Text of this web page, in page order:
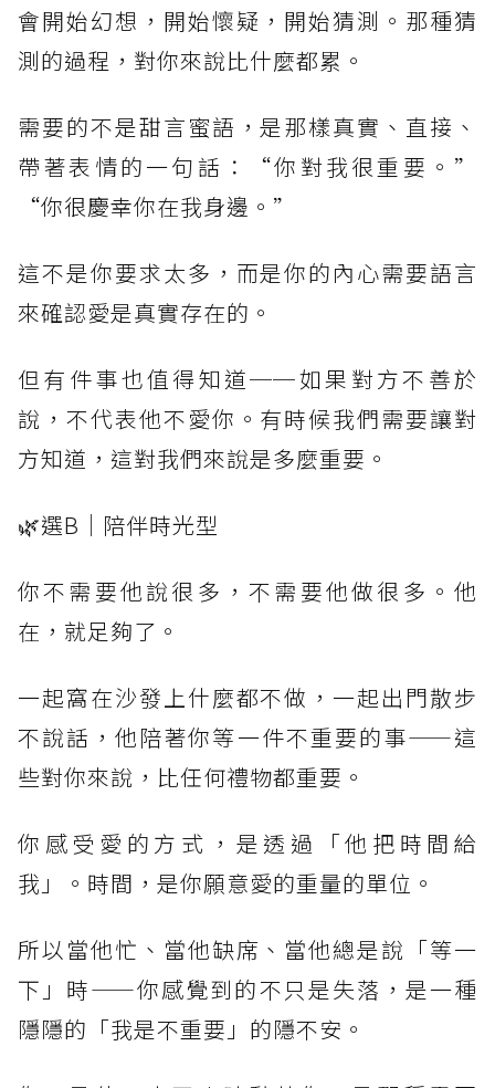
會開始幻想，開始懷疑，開始猜測。那種猜
測的過程，對你來說比什麼都累。
需要的不是甜言蜜語，是那樣真實、直接、
帶著表情的一句話：“你對我很重要。”
“你很慶幸你在我身邊。”
這不是你要求太多，而是你的內心需要語言
來確認愛是真實存在的。
但有件事也值得知道──如果對方不善於
說，不代表他不愛你。有時候我們需要讓對
方知道，這對我們來說是多麼重要。
🌿選B｜陪伴時光型
你不需要他說很多，不需要他做很多。他
在，就足夠了。
一起窩在沙發上什麼都不做，一起出門散步
不說話，他陪著你等一件不重要的事——這
些對你來說，比任何禮物都重要。
你感受愛的方式，是透過「他把時間給
我」。時間，是你願意愛的重量的單位。
所以當他忙、當他缺席、當他總是說「等一
下」時——你感覺到的不只是失落，是一種
隱隱的「我是不重要」的隱不安。